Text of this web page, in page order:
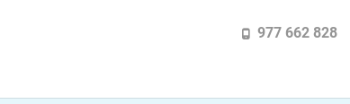
en la instalación, comercialización y mantenimiento
977 662 828